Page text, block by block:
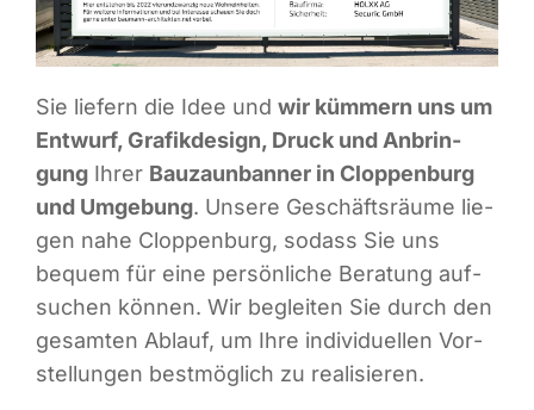
Sie lie­fern die Idee und wir küm­mern uns um
Ent­wurf, Gra­fik­de­sign, Druck und Anbrin­
gungIhrer Bau­zaun­ban­ner in Clop­pen­burg
und Umge­bung. Unse­re Geschäfts­räu­me lie­
gen nahe Clop­pen­burg, sodass Sie uns
bequem für eine per­sön­li­che Bera­tung auf­
su­chen kön­nen. Wir beglei­ten Sie durch den
gesam­ten Ablauf, um Ihre indi­vi­du­el­len Vor­
stel­lun­gen best­mög­lich zu realisieren.